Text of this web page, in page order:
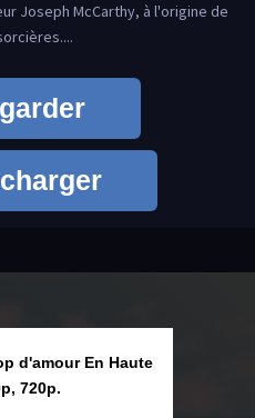
Joseph McCarthy, à l'origine de
d'amour En Haute
720p.